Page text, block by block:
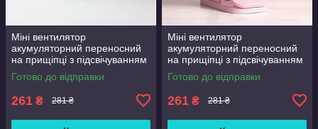
Міні вентилятор
акумуляторний переносний
на прищіпці з підсвічуванням
USB F4G
Готово до відправки
261 ₴ 281 ₴
Міні вентилятор
акумуляторний переносний
на прищіпці з підсвічуванням
USB F8G-12
Готово до відправки
261 ₴ 281 ₴